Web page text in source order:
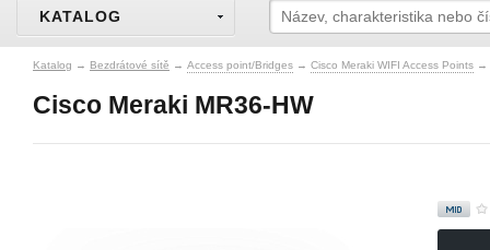
KATALOG
Katalog → Bezdrátové sítě → Access point/Bridges → Cisco Meraki WIFI Access Points →
Cisco Meraki MR36-HW